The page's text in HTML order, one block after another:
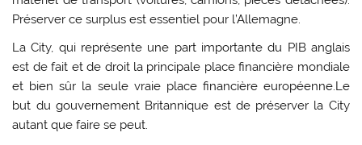
Préserver ce surplus est essentiel pour l’Allemagne.
La City, qui représente une part importante du PIB anglais
est de fait et de droit la principale place financière mondiale
et bien sûr la seule vraie place financière européenne.Le
but du gouvernement Britannique est de préserver la City
autant que faire se peut.